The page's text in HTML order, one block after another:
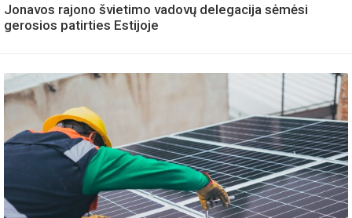
Jonavos rajono švietimo vadovų delegacija sėmėsi
gerosios patirties Estijoje